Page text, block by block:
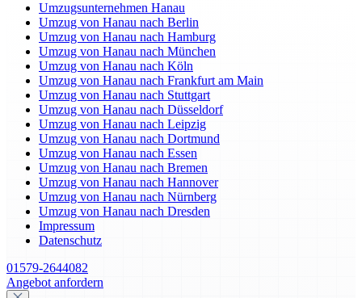
Umzugsunternehmen Hanau
Umzug von Hanau nach Berlin
Umzug von Hanau nach Hamburg
Umzug von Hanau nach München
Umzug von Hanau nach Köln
Umzug von Hanau nach Frankfurt am Main
Umzug von Hanau nach Stuttgart
Umzug von Hanau nach Düsseldorf
Umzug von Hanau nach Leipzig
Umzug von Hanau nach Dortmund
Umzug von Hanau nach Essen
Umzug von Hanau nach Bremen
Umzug von Hanau nach Hannover
Umzug von Hanau nach Nürnberg
Umzug von Hanau nach Dresden
Impressum
Datenschutz
01579-2644082
Angebot anfordern